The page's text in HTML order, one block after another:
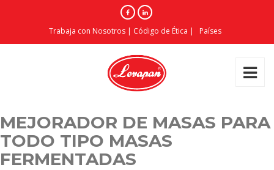
Trabaja con Nosotros | Código de Ética | Países
MEJORADOR DE MASAS PARA
TODO TIPO MASAS
FERMENTADAS